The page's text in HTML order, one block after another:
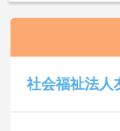
社会福祉法